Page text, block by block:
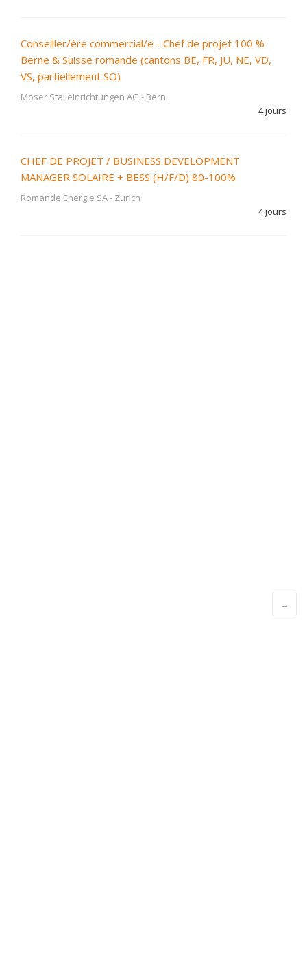
Conseiller/ère commercial/e - Chef de projet 100 %
Berne & Suisse romande (cantons BE, FR, JU, NE, VD,
VS, partiellement SO)
Moser Stalleinrichtungen AG - Bern
4 jours
CHEF DE PROJET / BUSINESS DEVELOPMENT
MANAGER SOLAIRE + BESS (H/F/D) 80-100%
Romande Energie SA- Zurich
4 jours
→